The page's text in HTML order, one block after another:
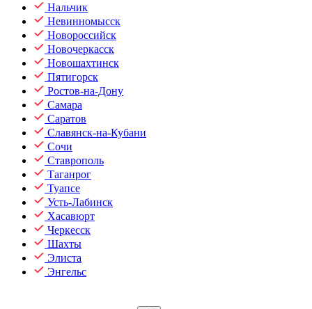
Нальчик
Невинномысск
Новороссийск
Новочеркасск
Новошахтинск
Пятигорск
Ростов-на-Дону
Самара
Саратов
Славянск-на-Кубани
Сочи
Ставрополь
Таганрог
Туапсе
Усть-Лабинск
Хасавюрт
Черкесск
Шахты
Элиста
Энгельс